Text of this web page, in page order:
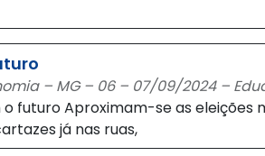
– MG – 06 – 07/09/2024 –
futuro Aproximam-se as
já nas ruas,